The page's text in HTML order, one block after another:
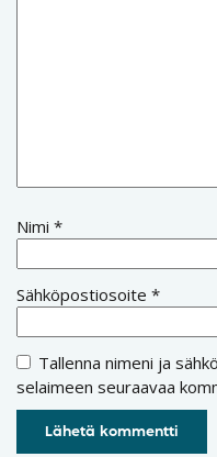
Nimi *
Sähköpostiosoite *
Tallenna nimeni ja
selaimeen seuraavaa